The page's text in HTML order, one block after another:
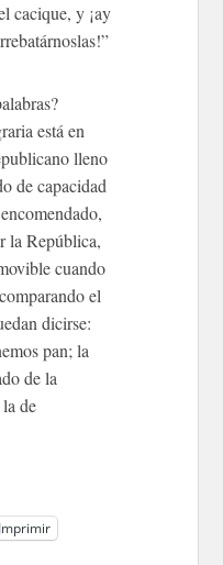
cacique, y ¡ay
está en
lleno
de capacidad
la República,
cuando
el
dicirse:
pan; la
de la
de
Imprimir